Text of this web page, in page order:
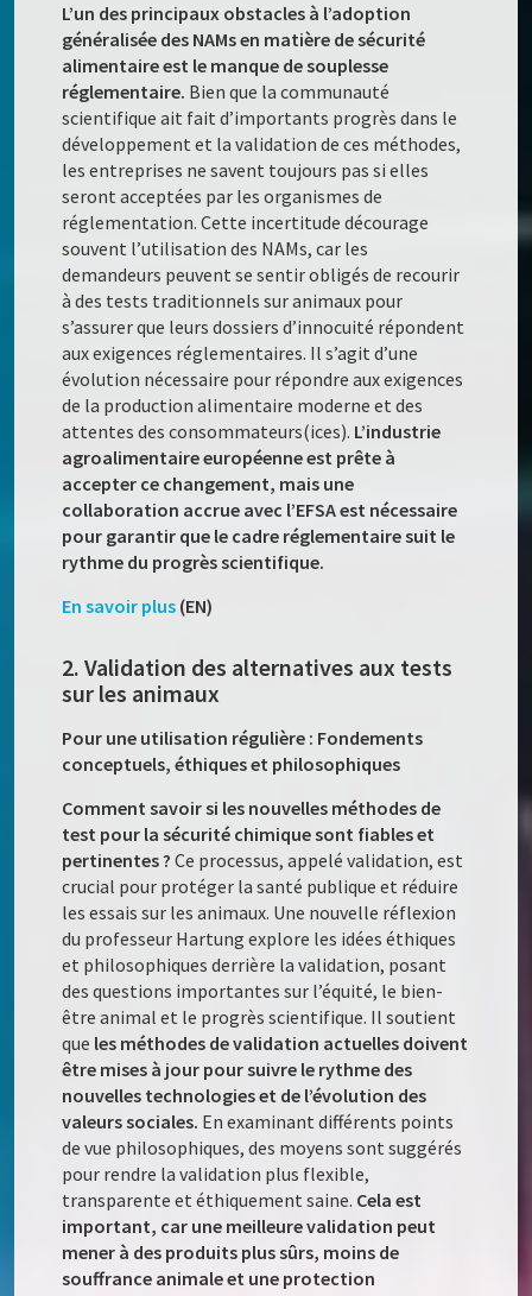
L’un des principaux obstacles à l’adoption
généralisée des NAMs en matière de sécurité
alimentaire est le manque de souplesse
réglementaire. Bien que la communauté
scientifique ait fait d’importants progrès dans le
développement et la validation de ces méthodes,
les entreprises ne savent toujours pas si elles
seront acceptées par les organismes de
réglementation. Cette incertitude décourage
souvent l’utilisation des NAMs, car les
demandeurs peuvent se sentir obligés de recourir
à des tests traditionnels sur animaux pour
s’assurer que leurs dossiers d’innocuité répondent
aux exigences réglementaires. Il s’agit d’une
évolution nécessaire pour répondre aux exigences
de la production alimentaire moderne et des
attentes des consommateurs(ices). L’industrie
agroalimentaire européenne est prête à
accepter ce changement, mais une
collaboration accrue avec l’EFSA est nécessaire
pour garantir que le cadre réglementaire suit le
rythme du progrès scientifique.
En savoir plus (EN)
2. Validation des alternatives aux tests
sur les animaux
Pour une utilisation régulière : Fondements
conceptuels, éthiques et philosophiques
Comment savoir si les nouvelles méthodes de
test pour la sécurité chimique sont fiables et
pertinentes ? Ce processus, appelé validation, est
crucial pour protéger la santé publique et réduire
les essais sur les animaux. Une nouvelle réflexion
du professeur Hartung explore les idées éthiques
et philosophiques derrière la validation, posant
des questions importantes sur l’équité, le bien-
être animal et le progrès scientifique. Il soutient
que les méthodes de validation actuelles doivent
être mises à jour pour suivre le rythme des
nouvelles technologies et de l’évolution des
valeurs sociales. En examinant différents points
de vue philosophiques, des moyens sont suggérés
pour rendre la validation plus flexible,
transparente et éthiquement saine. Cela est
important, car une meilleure validation peut
mener à des produits plus sûrs, moins de
souffrance animale et une protection